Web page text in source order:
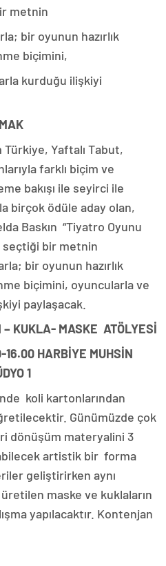
metnin
bir oyunun hazırlık
biçimini,
kurduğu ilişkiyi
Yaftalı Tabut,
farklı biçim ve
bakışı ile seyirci ile
birçok ödüle aday olan,
Baskın “Tiyatro Oyunu
seçtiği bir metnin
bir oyunun hazırlık
biçimini, oyuncularla ve
paylaşacak.
KUKLA- MASKE ATÖLYESİ
16.00 HARBİYE MUHSİN
1
koli kartonlarından
Günümüzde çok
dönüşüm materyalini 3
artistik bir forma
geliştirirken aynı
maske ve kuklaların
yapılacaktır. Kontenjan